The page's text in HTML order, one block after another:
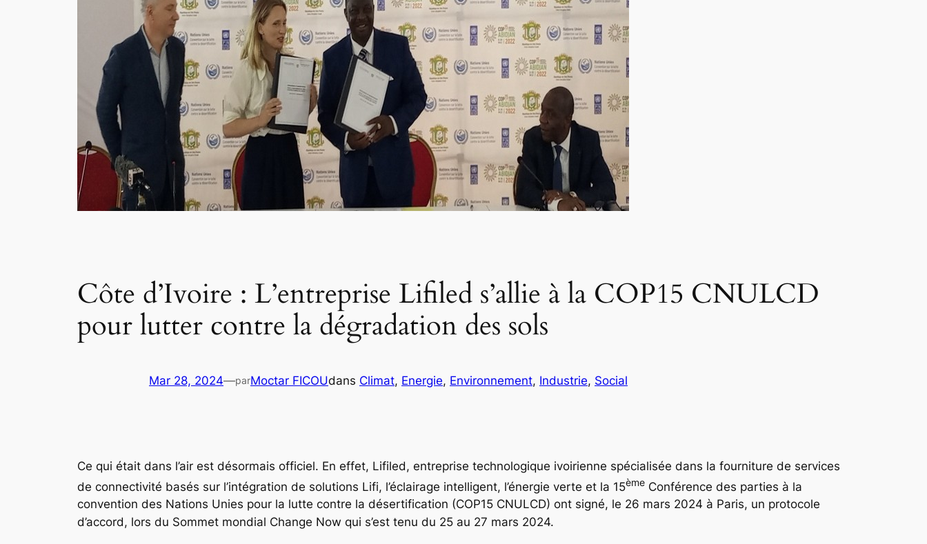
Côte d’Ivoire : L’entreprise Lifiled s’allie à la COP15 CNULCD
pour lutter contre la dégradation des sols
Mar 28, 2024—parMoctar FICOUdans Climat, Energie, Environnement, Industrie, Social
Ce qui était dans l’air est désormais officiel. En effet, Lifiled, entreprise technologique ivoirienne spécialisée dans la fourniture de services
de connectivité basés sur l’intégration de solutions Lifi, l’éclairage intelligent, l’énergie verte et la 15ème Conférence des parties à la
convention des Nations Unies pour la lutte contre la désertification (COP15 CNULCD) ont signé, le 26 mars 2024 à Paris, un protocole
d’accord, lors du Sommet mondial Change Now qui s’est tenu du 25 au 27 mars 2024.